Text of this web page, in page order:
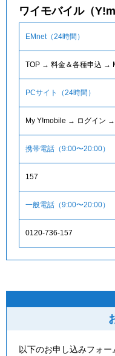
ワイモバイル（
EMnet（24時間）
TOP → 料金＆各種申込 →
PCサイト（24時間）
My Y!mobile → ログイン
携帯電話（9:00〜20:00）
157
一般電話（9:00〜20:00）
0120-736-157
以下のお申し込みフォ